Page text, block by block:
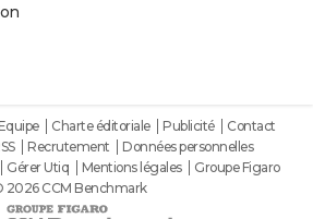
Equipe Charte éditoriale Publicité
Contact
Recrutement
Données personnelles
Gérer Utiq Mentions légales
Groupe Figaro
2026 CCM Benchmark